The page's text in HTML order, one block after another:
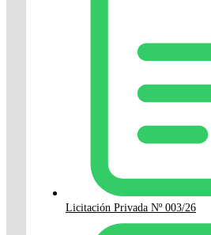
Licitación Privada Nº 003/26